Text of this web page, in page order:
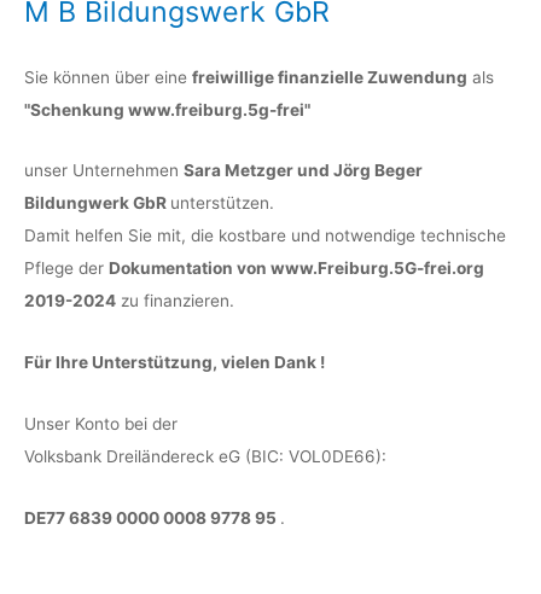
M B Bildungswerk GbR
Sie können über eine freiwillige finanzielle Zuwendung als
"Schenkung www.freiburg.5g-frei"
unser Unternehmen Sara Metzger und Jörg Beger
Bildungwerk GbR unterstützen.
Damit helfen Sie mit, die kostbare und notwendige technische
Pflege der Dokumentation von www.Freiburg.5G-frei.org
2019-2024 zu finanzieren.
Für Ihre Unterstützung, vielen Dank !
Unser Konto bei der
Volksbank Dreiländereck eG (BIC: VOL0DE66):
DE77 6839 0000 0008 9778 95 .